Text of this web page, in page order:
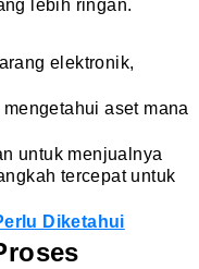
lebih ringan.
elektronik,
aset mana
untuk menjualnya
tercepat untuk
Diketahui